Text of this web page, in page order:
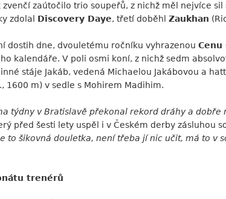
zaútočilo trio soupeřů, z nichž měl nejvíce
zdolal Discovery Daye, třetí doběhl Zaukhan
dostih dne, dvouletému ročníku vyhrazenou Cenu
kalendáře. V poli osmi koní, z nichž sedm
stáje Jakáb, vedená Michaelou Jakábovou a
1600 m) v sedle s Mohirem Madihim.
týdny v Bratislavě překonal rekord dráhy a
před šesti lety uspěl i v Českém derby zásluhou
to šikovná douletka, není třeba jí nic učit, má to v
trenérů